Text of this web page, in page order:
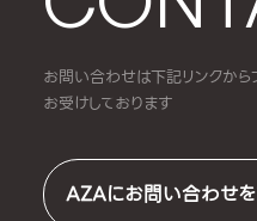
お問い合わせは下記リンクから
お受けしております
AZAにお問い合わせ